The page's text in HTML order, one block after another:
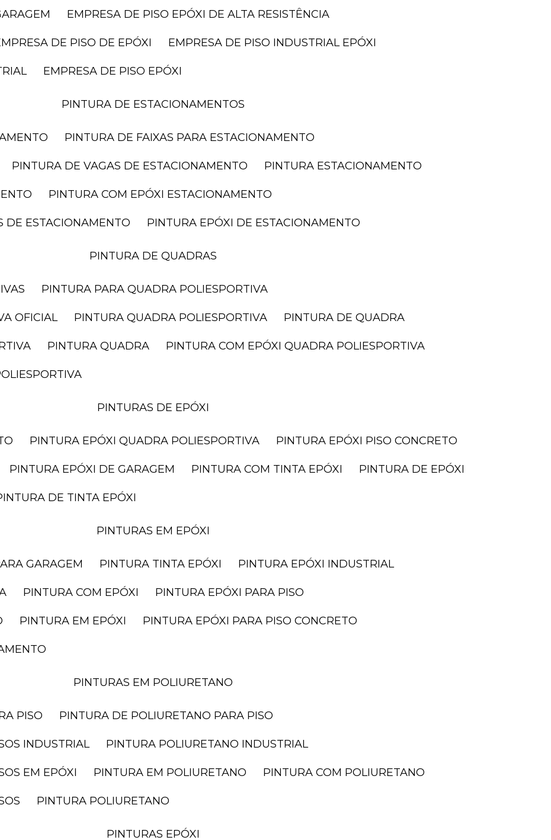
EMPRESA DE PISO EPÓXI DE ALTA RESISTÊNCIA
EMPRESA DE PISO DE EPÓXI EMPRESA DE PISO INDUSTRIAL EPÓXI
EMPRESA DE PISO EPÓXI
PINTURA DE ESTACIONAMENTOS
PINTURA DE FAIXAS PARA ESTACIONAMENTO
PINTURA DE VAGAS DE ESTACIONAMENTO PINTURA ESTACIONAMENTO
PINTURA COM EPÓXI ESTACIONAMENTO
DE ESTACIONAMENTO PINTURA EPÓXI DE ESTACIONAMENTO
PINTURA DE QUADRAS
PINTURA PARA QUADRA POLIESPORTIVA
OFICIAL PINTURA QUADRA POLIESPORTIVA PINTURA DE QUADRA
PINTURA QUADRA PINTURA COM EPÓXI QUADRA POLIESPORTIVA
PINTURAS DE EPÓXI
PINTURA EPÓXI QUADRA POLIESPORTIVA PINTURA EPÓXI PISO CONCRETO
PINTURA EPÓXI DE GARAGEM PINTURA COM TINTA EPÓXI PINTURA DE EPÓXI
PINTURA DE TINTA EPÓXI
PINTURAS EM EPÓXI
GARAGEM PINTURA TINTA EPÓXI PINTURA EPÓXI INDUSTRIAL
PINTURA COM EPÓXI PINTURA EPÓXI PARA PISO
PINTURA EM EPÓXI PINTURA EPÓXI PARA PISO CONCRETO
PINTURAS EM POLIURETANO
PISO PINTURA DE POLIURETANO PARA PISO
INDUSTRIAL PINTURA POLIURETANO INDUSTRIAL
EM EPÓXI PINTURA EM POLIURETANO PINTURA COM POLIURETANO
PINTURA POLIURETANO
PINTURAS EPÓXI